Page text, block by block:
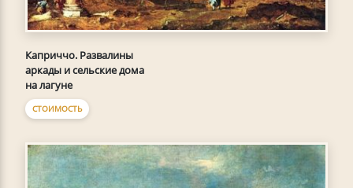
Каприччо. Развалины
аркады и сельские дома
на лагуне
СТОИМОСТЬ